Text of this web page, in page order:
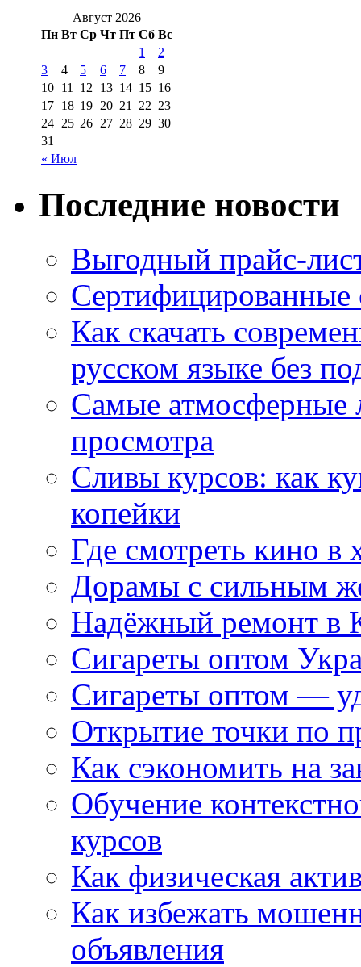
Август 2026
Пн Вт Ср Чт Пт Сб Вс
« Июл
1
2
3
4 5 6 7 8
9
10 11 12 13 14 15 16
17 18 19 20 21 22 23
24 25 26 27 28 29 30
31
Последние новости
Выгодный прайс-
Как скачать
русском языке без
Самые атмосферные
просмотра
Сливы курсов: как
копейки
Где смотреть кино в
Дорамы с сильным
Надёжный ремонт в
Сигареты оптом
Сигареты оптом —
Открытие точки по
Как сэкономить на
Обучение
курсов
Как физическая
Как избежать
объявления